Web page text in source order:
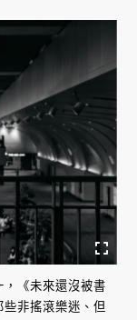
《未來還沒被書
非搖滾樂迷、但